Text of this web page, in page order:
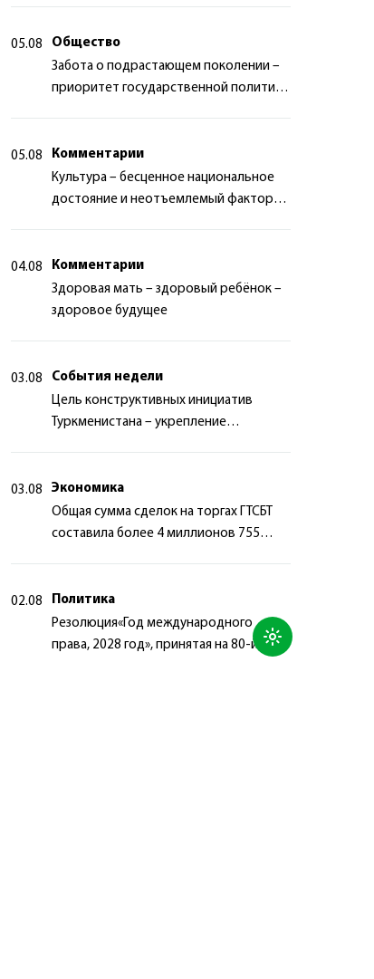
05.08
Общество
Забота о подрастающем поколении –
приоритет государственной политики
05.08
Комментарии
Культура – бесценное национальное
достояние и неотъемлемый фактор
04.08
Комментарии
Здоровая мать – здоровый ребёнок –
здоровое будущее
03.08
События недели
Цель конструктивных инициатив
Туркменистана – укрепление
03.08
Экономика
Общая сумма сделок на торгах ГТСБТ
составила более 4 миллионов 755
02.08
Политика
Резолюция«Год международного
права, 2028 год», принятая на 80-й